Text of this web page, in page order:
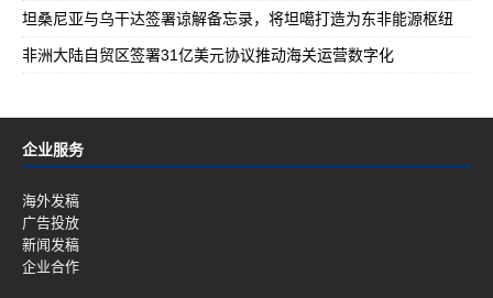
坦桑尼亚与乌干达签署谅解备忘录，将坦噶打造为东非能源枢纽
非洲大陆自贸区签署31亿美元协议推动海关运营数字化
企业服务
海外发稿
广告投放
新闻发稿
企业合作